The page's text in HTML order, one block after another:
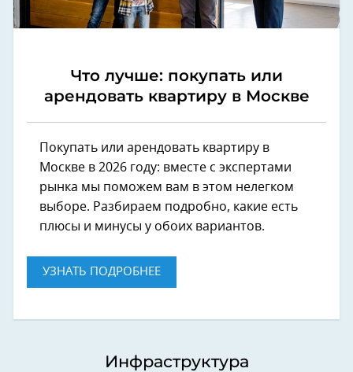
Что лучше: покупать или
арендовать квартиру в Москве
Покупать или арендовать квартиру в
Москве в 2026 году: вместе с экспертами
рынка мы поможем вам в этом нелегком
выборе. Разбираем подробно, какие есть
плюсы и минусы у обоих вариантов.
УЗНАТЬ ПОДРОБНЕЕ
Инфраструктура